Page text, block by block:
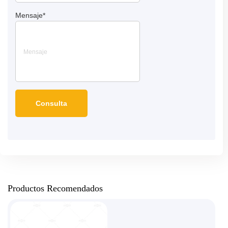
Mensaje*
Productos Recomendados